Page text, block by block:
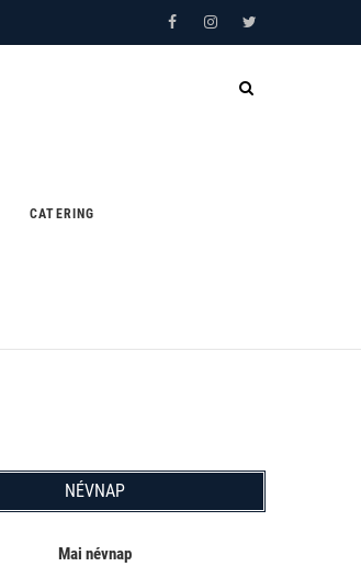
FacebookInstagramTwitter
CATERING
NÉVNAP
Mai névnap